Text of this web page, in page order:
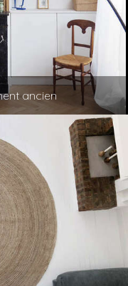
ancien